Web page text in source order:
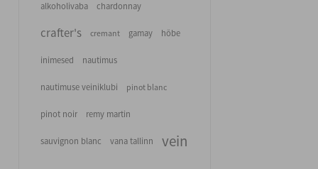
alkoholivaba chardonnay
crafter's cremant gamay hõbe
inimesed nautimus
nautimuse veiniklubi pinot blanc
pinot noir remy martin
sauvignon blanc vana tallinn vein